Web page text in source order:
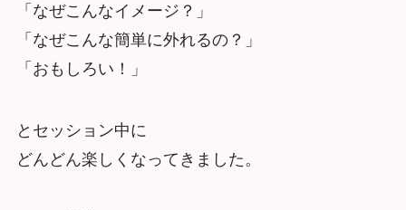
「なぜこんなイメージ？」
「なぜこんな簡単に外れるの？」
「おもしろい！」
とセッション中に
どんどん楽しくなってきました。